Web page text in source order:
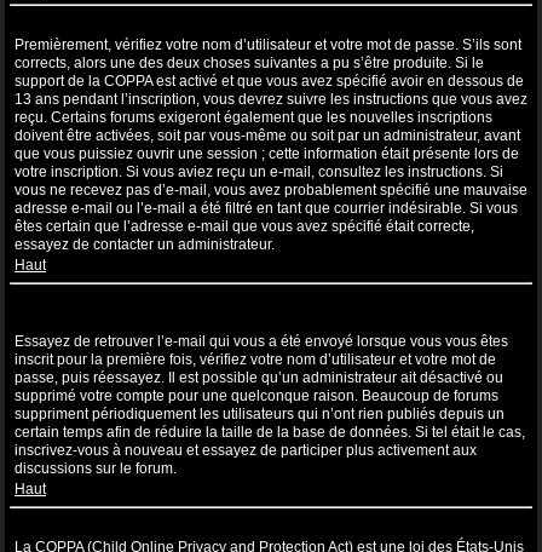
Premièrement, vérifiez votre nom d’utilisateur et votre mot de passe. S’ils sont
corrects, alors une des deux choses suivantes a pu s’être produite. Si le
support de la COPPA est activé et que vous avez spécifié avoir en dessous de
13 ans pendant l’inscription, vous devrez suivre les instructions que vous avez
reçu. Certains forums exigeront également que les nouvelles inscriptions
doivent être activées, soit par vous-même ou soit par un administrateur, avant
que vous puissiez ouvrir une session ; cette information était présente lors de
votre inscription. Si vous aviez reçu un e-mail, consultez les instructions. Si
vous ne recevez pas d’e-mail, vous avez probablement spécifié une mauvaise
adresse e-mail ou l’e-mail a été filtré en tant que courrier indésirable. Si vous
êtes certain que l’adresse e-mail que vous avez spécifié était correcte,
essayez de contacter un administrateur.
Haut
Essayez de retrouver l’e-mail qui vous a été envoyé lorsque vous vous êtes
inscrit pour la première fois, vérifiez votre nom d’utilisateur et votre mot de
passe, puis réessayez. Il est possible qu’un administrateur ait désactivé ou
supprimé votre compte pour une quelconque raison. Beaucoup de forums
suppriment périodiquement les utilisateurs qui n’ont rien publiés depuis un
certain temps afin de réduire la taille de la base de données. Si tel était le cas,
inscrivez-vous à nouveau et essayez de participer plus activement aux
discussions sur le forum.
Haut
La COPPA (Child Online Privacy and Protection Act) est une loi des États-Unis